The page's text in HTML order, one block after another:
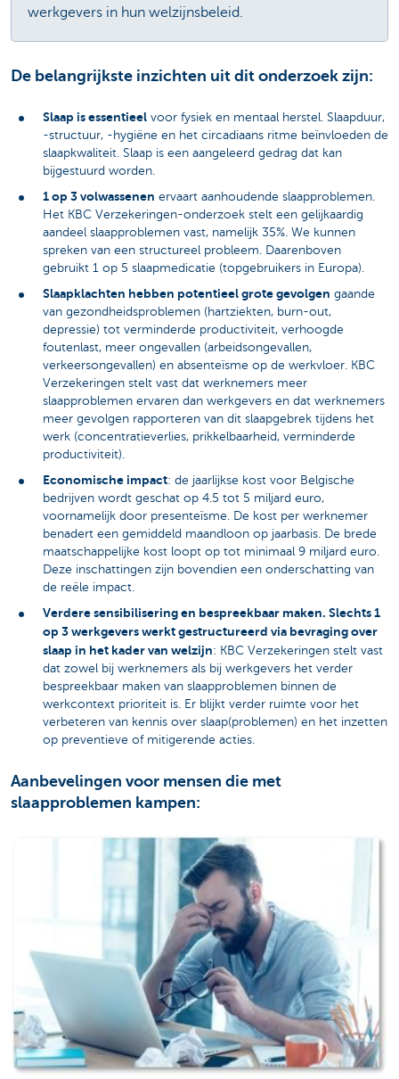
werkgevers in hun welzijnsbeleid.
De belangrijkste inzichten uit dit onderzoek zijn:
Slaap is essentieel voor fysiek en mentaal herstel. Slaapduur,
-structuur, -hygiëne en het circadiaans ritme beïnvloeden de
slaapkwaliteit. Slaap is een aangeleerd gedrag dat kan
bijgestuurd worden.
1 op 3 volwassenen ervaart aanhoudende slaapproblemen.
Het KBC Verzekeringen-onderzoek stelt een gelijkaardig
aandeel slaapproblemen vast, namelijk 35%. We kunnen
spreken van een structureel probleem. Daarenboven
gebruikt 1 op 5 slaapmedicatie (topgebruikers in Europa).
Slaapklachten hebben potentieel grote gevolgen gaande
van gezondheidsproblemen (hartziekten, burn-out,
depressie) tot verminderde productiviteit, verhoogde
foutenlast, meer ongevallen (arbeidsongevallen,
verkeersongevallen) en absenteïsme op de werkvloer. KBC
Verzekeringen stelt vast dat werknemers meer
slaapproblemen ervaren dan werkgevers en dat werknemers
meer gevolgen rapporteren van dit slaapgebrek tijdens het
werk (concentratieverlies, prikkelbaarheid, verminderde
productiviteit).
Economische impact: de jaarlijkse kost voor Belgische
bedrijven wordt geschat op 4.5 tot 5 miljard euro,
voornamelijk door presenteïsme. De kost per werknemer
benadert een gemiddeld maandloon op jaarbasis. De brede
maatschappelijke kost loopt op tot minimaal 9 miljard euro.
Deze inschattingen zijn bovendien een onderschatting van
de reële impact.
Verdere sensibilisering en bespreekbaar maken. Slechts 1
op 3 werkgevers werkt gestructureerd via bevraging over
slaap in het kader van welzijn: KBC Verzekeringen stelt vast
dat zowel bij werknemers als bij werkgevers het verder
bespreekbaar maken van slaapproblemen binnen de
werkcontext prioriteit is. Er blijkt verder ruimte voor het
verbeteren van kennis over slaap(problemen) en het inzetten
op preventieve of mitigerende acties.
Aanbevelingen voor mensen die met
slaapproblemen kampen: